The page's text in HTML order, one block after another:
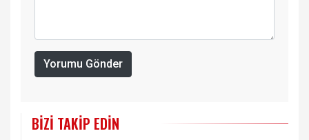
Yorumu Gönder
BIZI TAKIP EDIN